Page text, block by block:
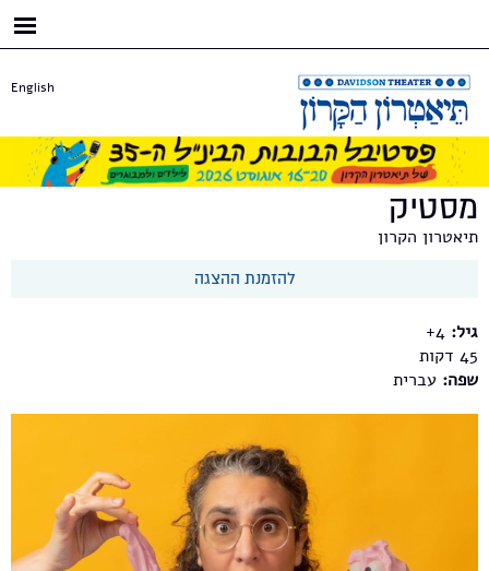
English
מסטיק
תיאטרון הקרון
להזמנת ההצגה
גיל: 4+
45
שפה: עברית